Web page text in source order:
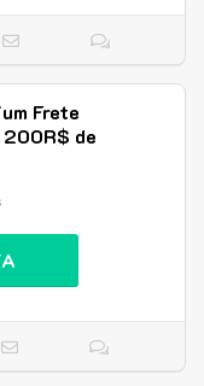
Frete
de